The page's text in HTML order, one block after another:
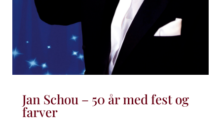
Jan Schou – 50 år med fest og
farver